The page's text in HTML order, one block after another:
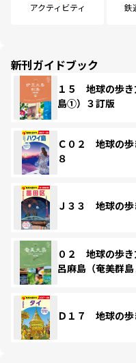
アクティビティ 鉄
新刊ガイドブック
１５ 地球の歩
島①）３訂版
Ｃ０２ 地球の
８
Ｊ３３ 地球の
０２ 地球の歩
呂麻島（奄美群
Ｄ１７ 地球の